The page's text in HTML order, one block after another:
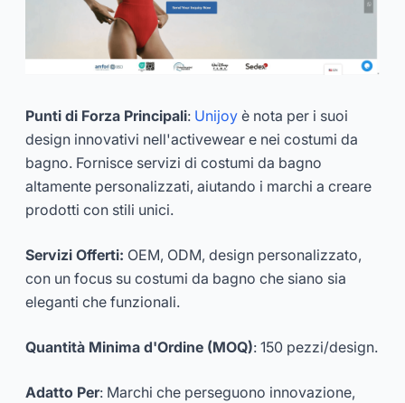
Punti di Forza Principali: Unijoy è nota per i suoi
design innovativi nell'activewear e nei costumi da
bagno. Fornisce servizi di costumi da bagno
altamente personalizzati, aiutando i marchi a creare
prodotti con stili unici.
Servizi Offerti: OEM, ODM, design personalizzato,
con un focus su costumi da bagno che siano sia
eleganti che funzionali.
Quantità Minima d'Ordine (MOQ): 150 pezzi/design.
Adatto Per: Marchi che perseguono innovazione,